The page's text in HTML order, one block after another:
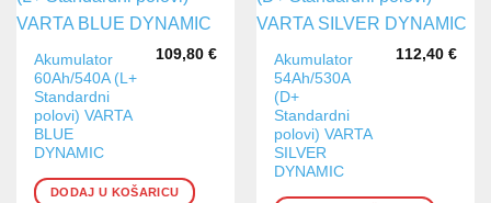
Akumulator
60Ah/540A (L+
Standardni
polovi) VARTA
BLUE
DYNAMIC
109,80 €
DODAJ U KOŠARICU
Akumulator
54Ah/530A
(D+
Standardni
polovi) VARTA
SILVER
DYNAMIC
112,40 €